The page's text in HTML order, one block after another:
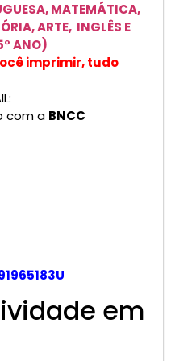
MATEMÁTICA,
ARTE, INGLÊS E
ANO)
imprimir, tudo
com a BNCC
em